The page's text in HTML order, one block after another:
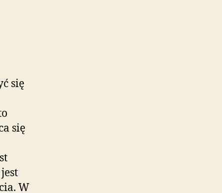
się
się
W